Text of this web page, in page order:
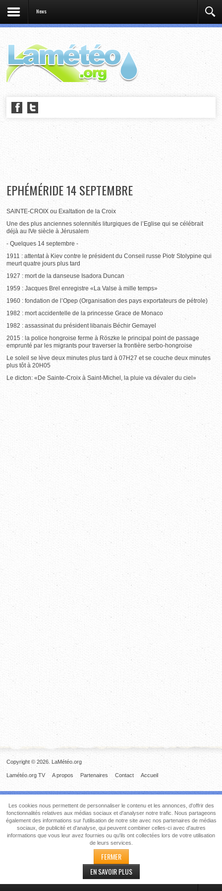
News
EPHÉMÉRIDE 14 SEPTEMBRE
SAINTE-CROIX ou Exaltation de la Croix
Une des plus anciennes solennités liturgiques de l’Eglise qui se célébrait
déjà au IVe siècle à Jérusalem
- Quelques 14 septembre -
1911 : attentat à Kiev contre le président du Conseil russe Piotr Stolypine qui
meurt quatre jours plus tard
1927 : mort de la danseuse Isadora Duncan
1959 : Jacques Brel enregistre «La Valse à mille temps»
1960 : fondation de l’Opep (Organisation des pays exportateurs de pétrole)
1982 : mort accidentelle de la princesse Grace de Monaco
1982 : assassinat du président libanais Béchir Gemayel
2015 : la police hongroise ferme à Röszke le principal point de passage
emprunté par les migrants pour traverser la frontière serbo-hongroise
Le soleil se lève deux minutes plus tard à 07H27 et se couche deux minutes
plus tôt à 20H05
Le dicton: «De Sainte-Croix à Saint-Michel, la pluie va dévaler du ciel»
Copyright © 2026. LaMétéo.org
Accueil
Contact
Partenaires
A propos
Lamétéo.org TV
Les cookies nous permettent de personnaliser le contenu et les annonces, d'offrir des
fonctionnalités relatives aux médias sociaux et d'analyser notre trafic. Nous partageons
également des informations sur l'utilisation de notre site avec nos partenaires de médias
sociaux, de publicité et d'analyse, qui peuvent combiner celles-ci avec d'autres
informations que vous leur avez fournies ou qu'ils ont collectées lors de votre utilisation
de leurs services.
FERMER
EN SAVOIR PLUS